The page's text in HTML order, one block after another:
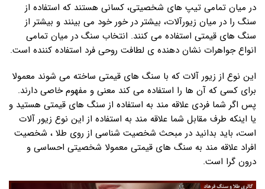
در میان تمامی تیپ های شخصیتی، کسانی هستند که استفاده از
سنگ را در میان زیورآلات، بیشتر در خور خود می بینند و بیشتر از
سنگ های قیمتی استفاده می کنند. انتخاب سنگ در میان تمامی
انواع جواهرات نشان دهنده ی لطافت روحی فرد استفاده کننده است.
این نوع از زیور آلات که با سنگ های قیمتی ساخته می شوند معمولا
برای کسی که آن ها را استفاده می کند معنی و مفهوم خاصی دارند.
پس اگر شما فردی علاقه مند به استفاده از سنگ های قیمتی هستید و
یا اینکه طرف مقابل شما علاقه مند به استفاده از این نوع زیور آلات
است، باید بدانید در مبحث شخصیت شناسی از روی طلا ، شخصیت
افراد علاقه مند به سنگ های قیمتی معمولا شخصیتی احساسی و
درون گرا است.